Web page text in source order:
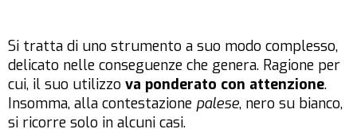
Si tratta di uno strumento a suo modo complesso,
delicato nelle conseguenze che genera. Ragione per
cui, il suo utilizzo va ponderato con attenzione.
Insomma, alla contestazione palese, nero su bianco,
si ricorre solo in alcuni casi.